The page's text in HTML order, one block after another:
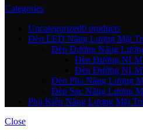
Categories
Uncategorized0 products
Đèn LED Năng Lượng Mặt
Đèn Đường Năng
Đèn Đường
Đèn Đường
Đèn Pha Năng Lượng
Đèn Sạc Năng Lượng
Phụ Kiện Năng Lượng Mặt
Close